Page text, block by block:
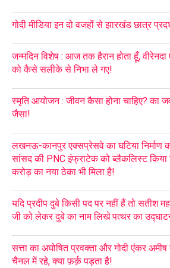
गोदी मीडिया इन दो वजहों से झारखंड छात्र
जन्मदिन विशेष : आज तक हैरान होता हूँ,
को कैसे सलीके से निभा ले गए!
स्मृति आयोजन : जीवन कैसा होना चाहिए? का
जैसा!
लखनऊ-कानपुर एक्सप्रेसवे का घटिया निर्माण
सांसद की PNC इंफ्राटेक को ब्लैकलिस्ट किया
करोड़ का नया ठेका भी मिला है!
यदि प्रदीप दुबे किसी पद पर नहीं हैं तो सतीश
जी को लेकर दुबे का नाम लिखे पत्थर का
सत्ता का अघोषित प्रवक्ता और गोदी एंकर
चैनल में रहे, क्या फ़र्क़ पड़ता है!